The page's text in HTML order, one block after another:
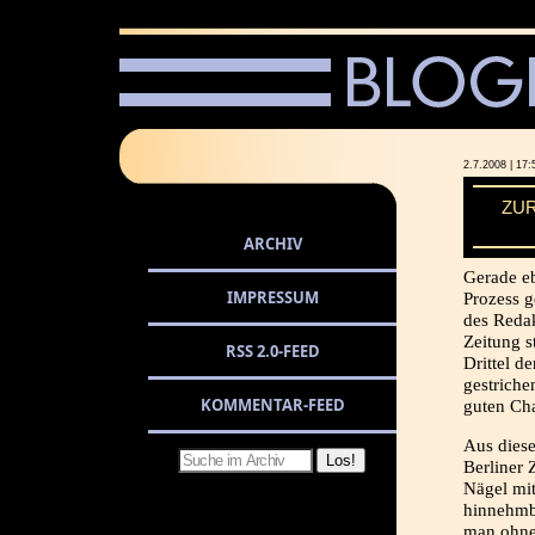
2.7.2008 |
Gerade
Prozess
des
Zeitung
Drittel
guten
Aus
Berliner
Nägel
ARCHIV
IMPRESSUM
RSS 2.0-FEED
KOMMENTAR-FEED